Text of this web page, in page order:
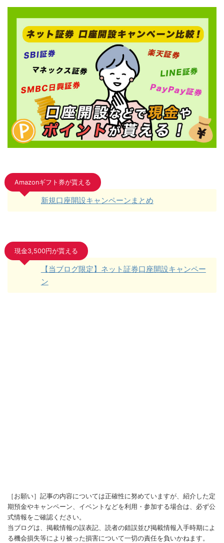
Amazonギフト券が貰える
新規口座開設キャンペーンまとめ
現金3,500円が貰える
【当ブログ限定】ネット証券口座開設キャンペー
ン
［お願い］記事の内容については正確性に努めていますが、紹介した定
期預金やキャンペーン、イベントなどを利用・参加する場合は、必ず公
式情報をご確認ください。
当ブログは、掲載情報の誤表記、読者の錯誤並び掲載情報入手時期によ
る機会損失等により被った損害について一切の責任を負いかねます。